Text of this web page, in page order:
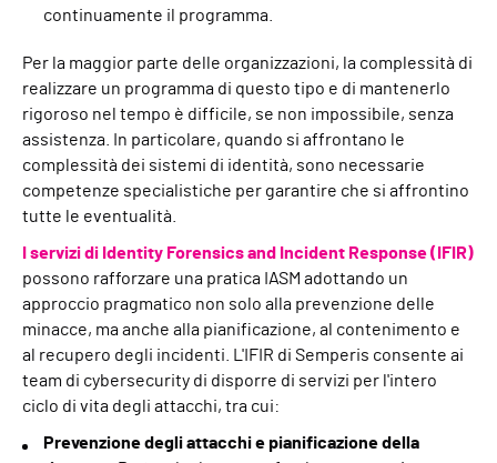
continuamente il programma.
Per la maggior parte delle organizzazioni, la complessità di
realizzare un programma di questo tipo e di mantenerlo
rigoroso nel tempo è difficile, se non impossibile, senza
assistenza. In particolare, quando si affrontano le
complessità dei sistemi di identità, sono necessarie
competenze specialistiche per garantire che si affrontino
tutte le eventualità.
I servizi di Identity Forensics and Incident Response (IFIR)
possono rafforzare una pratica IASM adottando un
approccio pragmatico non solo alla prevenzione delle
minacce, ma anche alla pianificazione, al contenimento e
al recupero degli incidenti. L'IFIR di Semperis consente ai
team di cybersecurity di disporre di servizi per l'intero
ciclo di vita degli attacchi, tra cui:
Prevenzione degli attacchi e pianificazione della